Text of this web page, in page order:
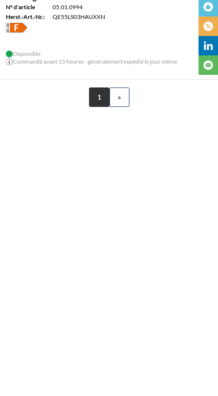
N° d'article
05.01.0994
Herst.-Art.-Nr.:
QE55LS03HAUXXN
Disponible
Commandé avant 15 heures - généralement expédié le jour même
1 »